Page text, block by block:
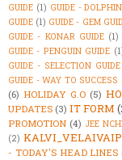
GUIDE (1) GUIDE -
GUIDE (1) GUIDE - GEM
GUIDE - KONAR GUIDE (1)
GUIDE - PENGUIN GUIDE
GUIDE - SELECTION GUIDE
GUIDE - WAY TO SUCCESS
(6) HOLIDAY G.O (5)
UPDATES (3) IT FORM
PROMOTION (4) JEE
(2)
- TODAY'S HEAD LINES